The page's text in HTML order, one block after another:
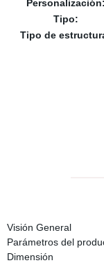
Personalización:
Tipo:
Tipo de
Visión General
Parámetros del
Dimensión